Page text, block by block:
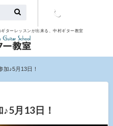
ターレッスンが出来る、中村ギター教室
加♪5月13日！
月13日！